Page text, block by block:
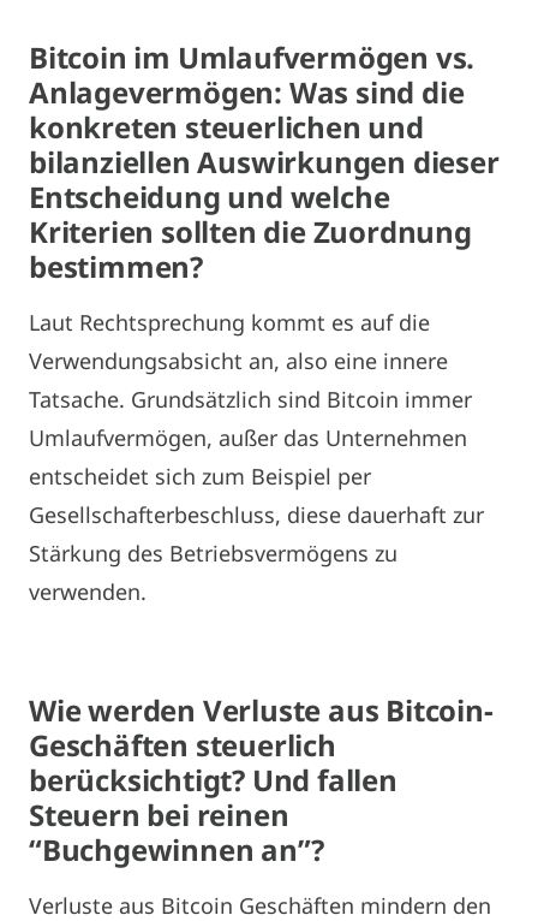
Bitcoin im Umlaufvermögen vs.
Anlagevermögen: Was sind die
konkreten steuerlichen und
bilanziellen Auswirkungen dieser
Entscheidung und welche
Kriterien sollten die Zuordnung
bestimmen?
Laut Rechtsprechung kommt es auf die
Verwendungsabsicht an, also eine innere
Tatsache. Grundsätzlich sind Bitcoin immer
Umlaufvermögen, außer das Unternehmen
entscheidet sich zum Beispiel per
Gesellschafterbeschluss, diese dauerhaft zur
Stärkung des Betriebsvermögens zu
verwenden.
Wie werden Verluste aus Bitcoin-
Geschäften steuerlich
berücksichtigt? Und fallen
Steuern bei reinen
“Buchgewinnen an”?
Verluste aus Bitcoin Geschäften mindern den